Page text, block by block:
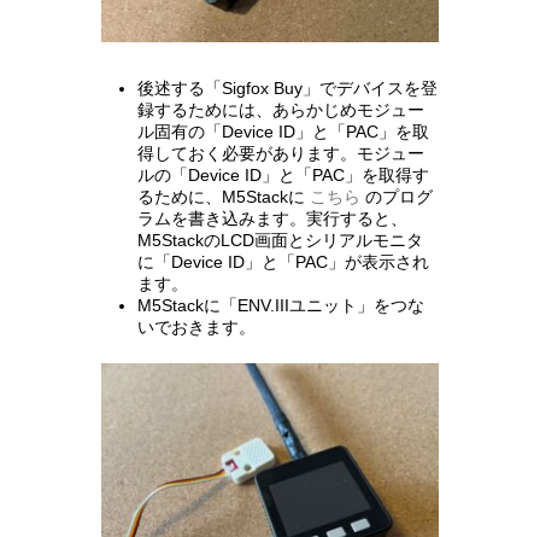
後述する「Sigfox Buy」でデバイスを登
録するためには、あらかじめモジュー
ル固有の「Device ID」と「PAC」を取
得しておく必要があります。モジュー
ルの「Device ID」と「PAC」を取得す
るために、M5Stackに こちら のプログ
ラムを書き込みます。実行すると、
M5StackのLCD画面とシリアルモニタ
に「Device ID」と「PAC」が表示され
ます。
M5Stackに「ENV.IIIユニット」をつな
いでおきます。